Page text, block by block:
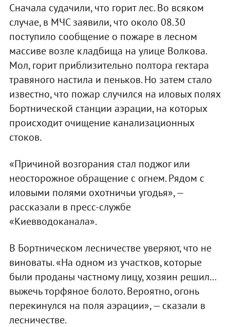
Сначала судачили, что горит лес. Во всяком
случае, в МЧС заявили, что около 08.30
поступило сообщение о пожаре в лесном
массиве возле кладбища на улице Волкова.
Мол, горит приблизительно полтора гектара
травяного настила и пеньков. Но затем стало
известно, что пожар случился на иловых полях
Бортнической станции аэрации, на которых
происходит очищение канализационных
стоков.
«Причиной возгорания стал поджог или
неосторожное обращение с огнем. Рядом с
иловыми полями охотничьи угодья», —
рассказали в пресс-службе
«Киевводоканала».
В Бортническом лесничестве уверяют, что не
виноваты. «На одном из участков, которые
были проданы частному лицу, хозяин решил...
выжечь торфяное болото. Вероятно, огонь
перекинулся на поля аэрации», — сказали в
лесничестве.